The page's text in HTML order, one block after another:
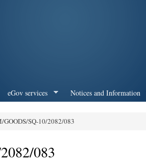
eGov services Notices and Information
SQ-10/2082/083
083